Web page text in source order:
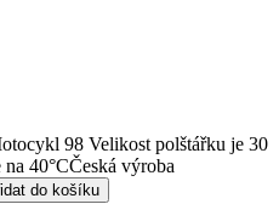
98 Velikost polštářku je 30
40°CČeská výroba
do košíku